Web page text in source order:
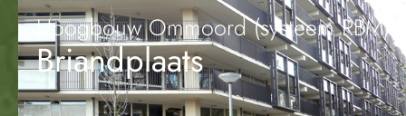
Hoogbouw Ommoord (systeem RBM)
Briandplaats